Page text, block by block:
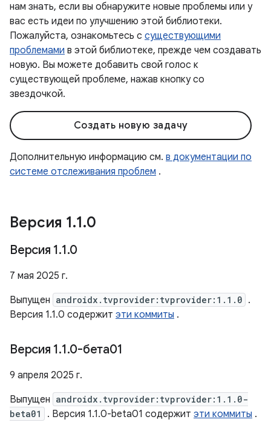
нам знать, если вы обнаружите новые проблемы или у
вас есть идеи по улучшению этой библиотеки.
Пожалуйста, ознакомьтесь с существующими
проблемами в этой библиотеке, прежде чем создавать
новую. Вы можете добавить свой голос к
существующей проблеме, нажав кнопку со
звездочкой.
Создать новую задачу
Дополнительную информацию см. в документации по
системе отслеживания проблем .
Версия 1.1.0
Версия 1.1.0
7 мая 2025 г.
Выпущен androidx.tvprovider:tvprovider:1.1.0 .
Версия 1.1.0 содержит эти коммиты .
Версия 1.1.0-бета01
9 апреля 2025 г.
Выпущен androidx.tvprovider:tvprovider:1.1.0-
beta01
. Версия 1.1.0-beta01 содержит эти коммиты .